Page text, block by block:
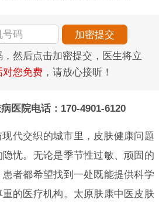
然后点击加密提交，医生将立
对您免费 ，请放心接听！
医院电话：170-4901-6120
代交织的城市里，皮肤健康问题
忧。无论是季节性过敏、顽固的
者都希望找到一处既能提供科学
的医疗机构。太原肤康中医皮肤